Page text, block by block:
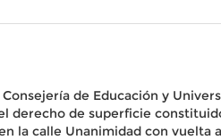
de Educación y
derecho de superficie
la calle Unanimidad con vuelta